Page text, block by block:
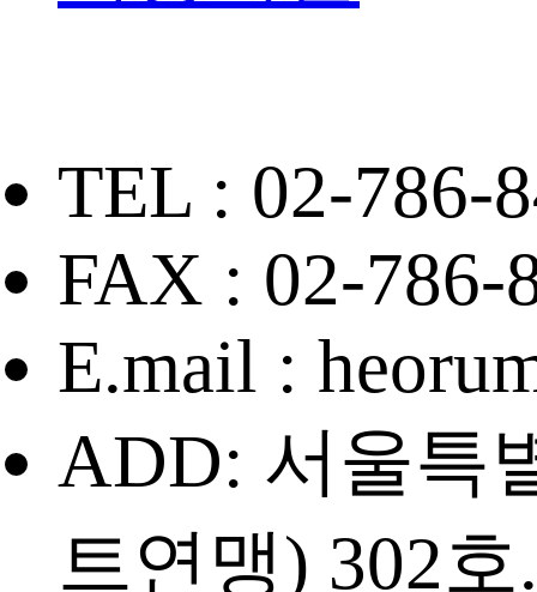
TEL : 02-786-
FAX : 02-786-
E.mail :
ADD: 서울특
트연맹) 302